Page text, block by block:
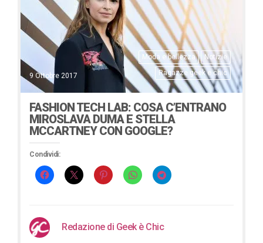
Moda e bellezza
Notizie
Ragazze geek e chic
9 Ottobre 2017
FASHION TECH LAB: COSA C’ENTRANO
MIROSLAVA DUMA E STELLA
MCCARTNEY CON GOOGLE?
Condividi:
Redazione di Geek è Chic